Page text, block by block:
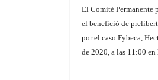
El Comité Permanente
el benefició de
por el caso Fybeca,
de 2020, a las 11:00